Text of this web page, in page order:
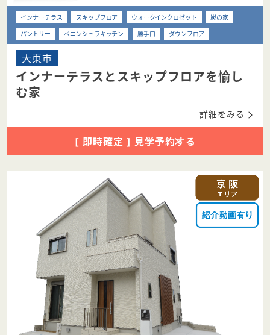
インナーテラス スキップフロア ウォークインクロゼット
炭の家
パントリー
ペニンシュラキッチン 勝手口 ダウンフロア
大東市
インナーテラスとスキップフロアを愉し
む家
詳細をみる
[ 即時確定 ] 見学予約する